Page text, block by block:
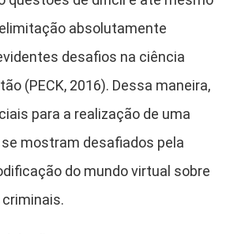
absolutamente
desafios na ciência
(PECK, 2016). Dessa maneira,
para a realização de uma
mostram desafiados pela
do mundo virtual sobre